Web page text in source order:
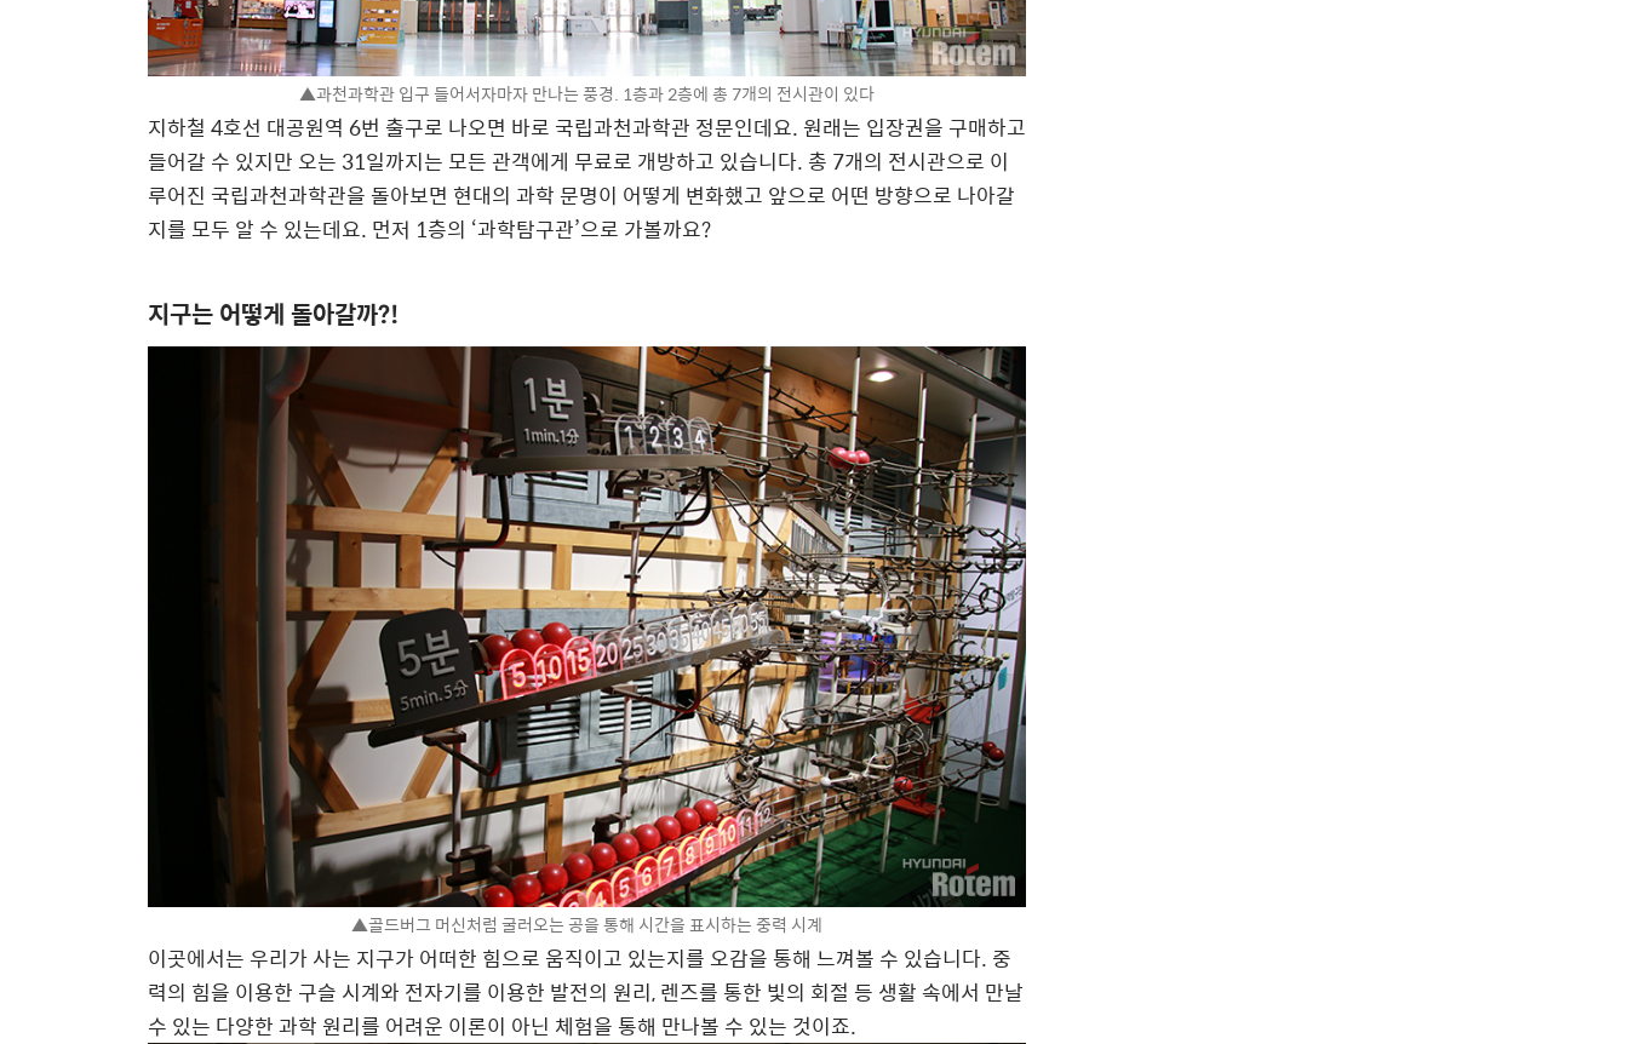
▲과천과학관 입구 들어서자마자 만나는 풍경. 1층과 2층에 총 7개의 전시관이 있다
지하철 4호선 대공원역 6번 출구로 나오면 바로 국립과천과학관 정문인데요. 원래는 입장권을 구매하고
들어갈 수 있지만 오는 31일까지는 모든 관객에게 무료로 개방하고 있습니다. 총 7개의 전시관으로 이
루어진 국립과천과학관을 돌아보면 현대의 과학 문명이 어떻게 변화했고 앞으로 어떤 방향으로 나아갈
지를 모두 알 수 있는데요. 먼저 1층의 ‘과학탐구관’으로 가볼까요?
지구는 어떻게 돌아갈까?!
▲골드버그 머신처럼 굴러오는 공을 통해 시간을 표시하는 중력 시계
이곳에서는 우리가 사는 지구가 어떠한 힘으로 움직이고 있는지를 오감을 통해 느껴볼 수 있습니다. 중
력의 힘을 이용한 구슬 시계와 전자기를 이용한 발전의 원리, 렌즈를 통한 빛의 회절 등 생활 속에서 만날
수 있는 다양한 과학 원리를 어려운 이론이 아닌 체험을 통해 만나볼 수 있는 것이죠.